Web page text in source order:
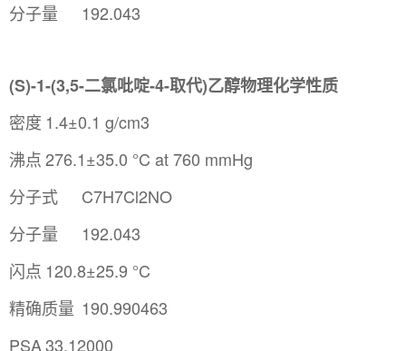
分子量
192.043
(S)-1-(3,5-二氯吡啶-4-取代)乙醇物理化学性质
密度 1.4±0.1 g/cm3
沸点276.1±35.0 °C at 760 mmHg
分子式
C7H7Cl2NO
分子量
192.043
闪点 120.8±25.9 °C
精确质量 190.990463
PSA33.12000